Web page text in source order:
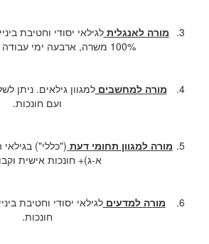
מורה לאנגלית
100% משרה, ארבעה ימי עבודה בשבוע לפחות.
מורה למחשבים למגוון גילאים. ניתן
ועם חונכות.
מורה למגוון תחומי דעת("כללי")
א-ג)+ חונכות אישית
מורה למדעים לגילאי יסודי וחטיבת
חונכות.